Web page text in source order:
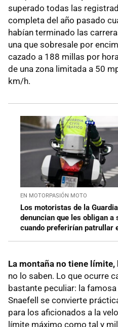
superado todas las
completa del año pasado
habían terminado las
una que sobresale por
cazado a 188 millas por
de una zona limitada a 50
km/h.
EN MOTORPASIÓN MOTO
Los motoristas de la
denuncian que les obligan
cuando preferirían patrullar
La montaña no tiene
no lo saben. Lo que ocurre
bastante peculiar: la
Snaefell se convierte
para los aficionados a la
límite máximo como tal y